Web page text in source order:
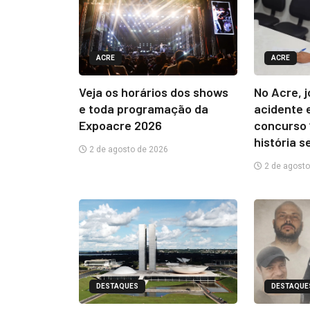
ACRE
Veja os horários dos shows
e toda programação da
Expoacre 2026
2 de agosto de 2026
ACRE
No Acre,
acidente
concurso
história
2 de
DESTAQUES